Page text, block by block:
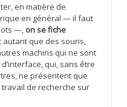
en matière de
en général — il faut
—, on se fiche
autant que des souris,
machins qui ne sont
qui, sans être
ne présentent que
travail de recherche sur